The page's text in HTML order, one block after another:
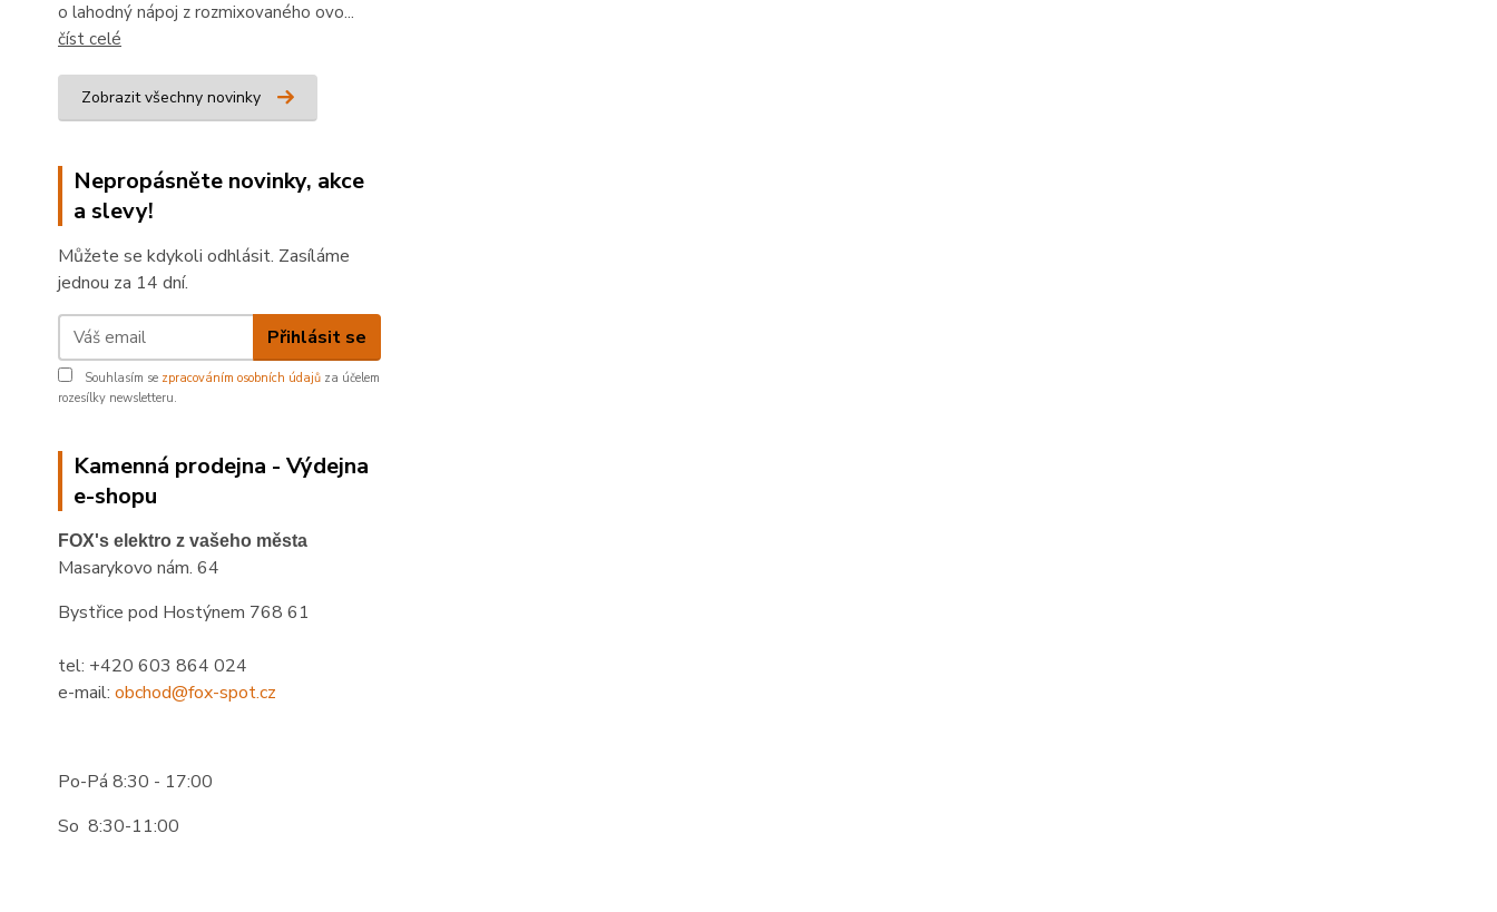
o lahodný nápoj z rozmixovaného ovo...
číst celé
Zobrazit všechny novinky
Nepropásněte novinky, akce
a slevy!
Můžete se kdykoli odhlásit. Zasíláme
jednou za 14 dní.
Přihlásit se
Souhlasím se zpracováním osobních údajů za účelem
rozesílky newsletteru.
Kamenná prodejna - Výdejna
e-shopu
FOX's elektro z vašeho města
Masarykovo nám. 64
Bystřice pod Hostýnem 768 61
tel: +420 603 864 024
e-mail: obchod@fox-spot.cz
Po-Pá 8:30 - 17:00
So 8:30-11:00